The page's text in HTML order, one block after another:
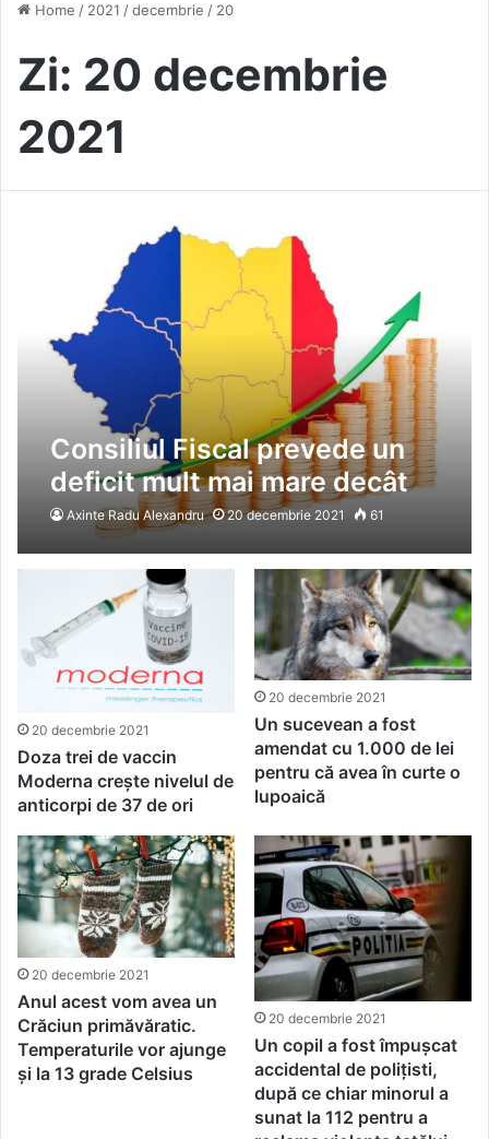
Home / 2021 /decembrie / 20
Zi: 20 decembrie
2021
Consiliul Fiscal prevede un
deficit mult mai mare decât
estimarea Guvernului
Axinte Radu Alexandru 20 decembrie 2021 61
20 decembrie 2021
Doza trei de vaccin
Moderna crește nivelul de
anticorpi de 37 de ori
20 decembrie 2021
Un sucevean a fost
amendat cu 1.000 de lei
pentru că avea în curte o
lupoaică
20 decembrie 2021
Anul acest vom avea un
Crăciun primăvăratic.
Temperaturile vor ajunge
și la 13 grade Celsius
20 decembrie 2021
Un copil a fost împușcat
accidental de polițisti,
după ce chiar minorul a
sunat la 112 pentru a